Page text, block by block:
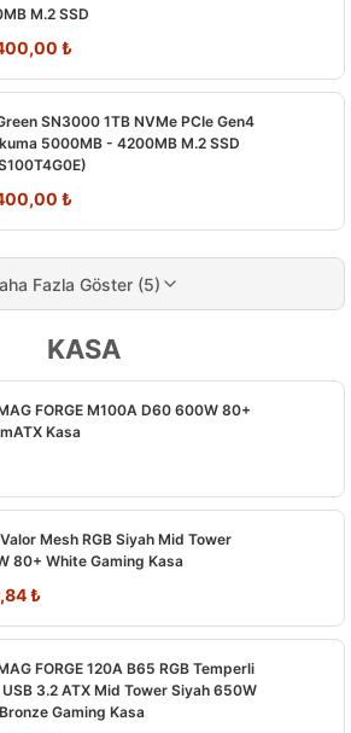
M.2 SSD
₺
SN3000 1TB NVMe PCIe Gen4
5000MB - 4200MB M.2 SSD
₺
Fazla Göster (5)
KASA
FORGE M100A D60 600W 80+
Kasa
Mesh RGB Siyah Mid Tower
80+ White Gaming Kasa
₺
FORGE 120A B65 RGB Temperli
3.2 ATX Mid Tower Siyah 650W
Gaming Kasa